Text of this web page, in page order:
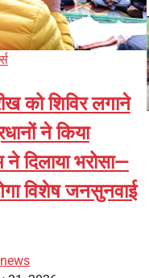
को शिविर लगाने
ने किया
ने दिलाया भरोसा—
विशेष जनसुनवाई